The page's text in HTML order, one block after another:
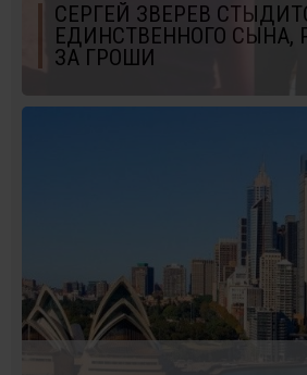
СЕРГЕЙ ЗВЕРЕВ
ЕДИНСТВЕННОГО СЫНА,
ЗА ГРОШИ